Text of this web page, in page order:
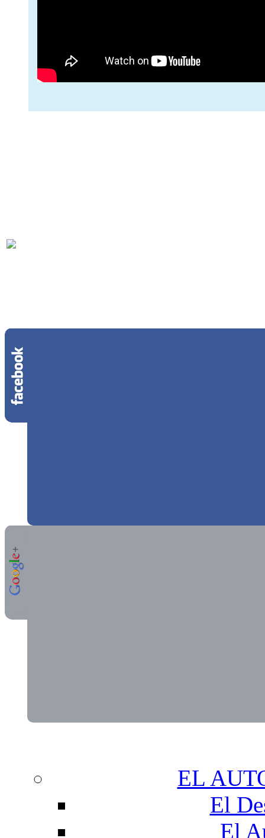
EL
El
El